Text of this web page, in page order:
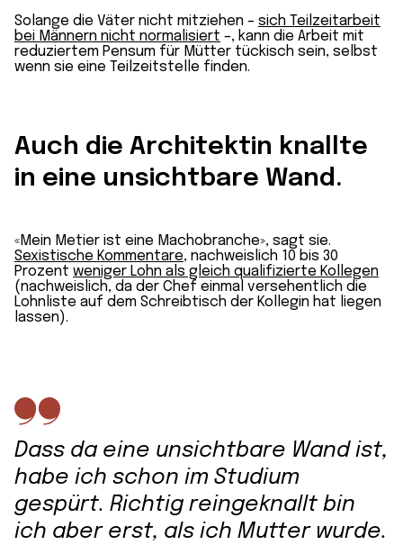
Solange die Väter nicht mitziehen – sich Teilzeit­arbeit
bei Männern nicht normalisiert –, kann die Arbeit mit
reduziertem Pensum für Mütter tückisch sein, selbst
wenn sie eine Teilzeit­stelle finden.
Auch die Architektin knallte
in eine unsichtbare Wand.
«Mein Metier ist eine Macho­branche», sagt sie.
Sexistische Kommentare, nachweislich 10 bis 30
Prozent weniger Lohn als gleich qualifizierte Kollegen
(nachweislich, da der Chef einmal versehentlich die
Lohn­liste auf dem Schreib­tisch der Kollegin hat liegen
lassen).
Dass da eine unsichtbare Wand ist,
habe ich schon im Studium
gespürt. Richtig reingeknallt bin
ich aber erst, als ich Mutter wurde.